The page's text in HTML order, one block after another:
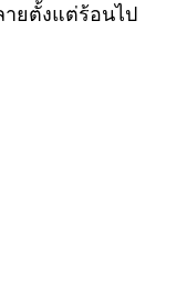
ยตั้งแต่ร้อนไป